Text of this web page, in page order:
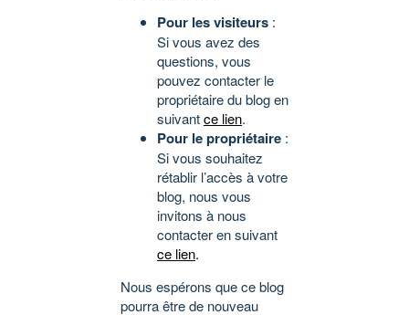
Pour les visiteurs :
Si vous avez des
questions, vous
pouvez contacter le
propriétaire du blog en
suivantce lien.
Pour le propriétaire :
Si vous souhaitez
rétablir l’accès à votre
blog, nous vous
invitons à nous
contacter en suivant
ce lien.
Nous espérons que ce blog
pourra être de nouveau